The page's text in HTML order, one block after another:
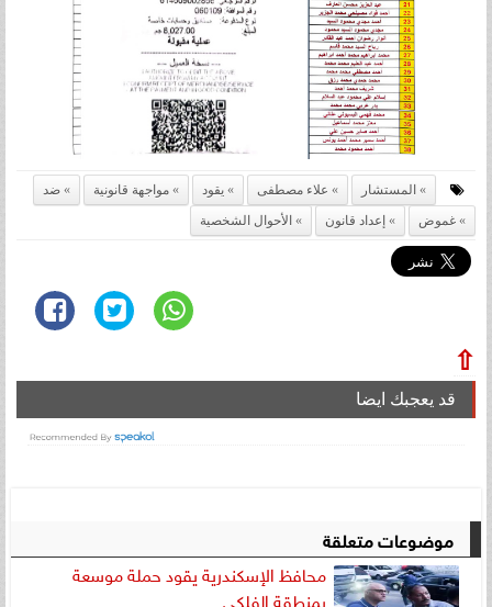
المستشار علاء مصطفى يقود مواجهة قانونية
ضد
غموض
إعداد قانون الأحوال الشخصية
⇧
قد يعجبك ايضا
موضوعات متعلقة
محافظ الإسكندرية يقود حملة موسعة
بمنطقة الفلكي